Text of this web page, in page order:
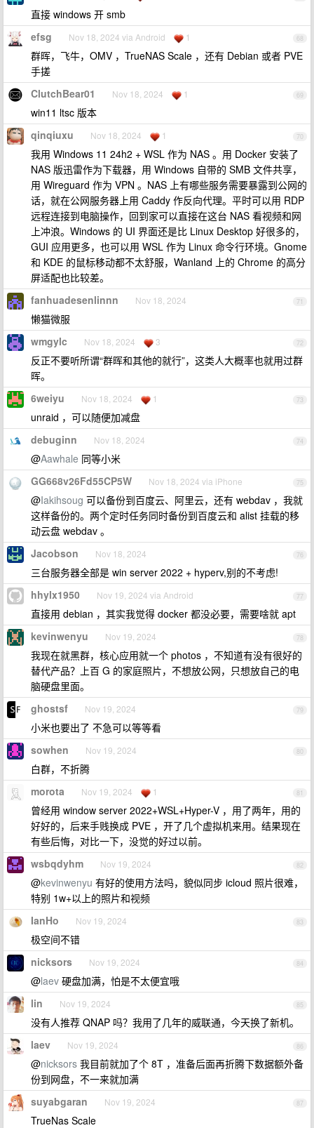
直接 windows 开 smb
68
efsg Nov 18, 2024 via Android 1
群晖，飞牛，OMV ，TrueNAS Scale ，还有 Debian 或者 PVE
手搓
69
ClutchBear01 Nov 18, 2024 1
win11 ltsc 版本
70
qinqiuxu Nov 18, 2024 1
我用 Windows 11 24h2 + WSL 作为 NAS 。用 Docker 安装了
NAS 版迅雷作为下载器，用 Windows 自带的 SMB 文件共享，
用 Wireguard 作为 VPN 。NAS 上有哪些服务需要暴露到公网的
话，就在公网服务器上用 Caddy 作反向代理。平时可以用 RDP
远程连接到电脑操作，回到家可以直接在这台 NAS 看视频和网
上冲浪。Windows 的 UI 界面还是比 Linux Desktop 好很多的，
GUI 应用更多，也可以用 WSL 作为 Linux 命令行环境。Gnome
和 KDE 的鼠标移动都不太舒服，Wanland 上的 Chrome 的高分
屏适配也比较差。
71
fanhuadesenlinnn Nov 18, 2024
懒猫微服
72
wmgylc Nov 18, 2024 3
反正不要听所谓“群晖和其他的就行”，这类人大概率也就用过群
晖。
73
6weiyu Nov 18, 2024 1
unraid ，可以随便加减盘
74
debuginn Nov 18, 2024
@Aawhale 同等小米
75
GG668v26Fd55CP5W Nov 18, 2024 via iPhone
@Iakihsoug 可以备份到百度云、阿里云，还有 webdav ，我就
这样备份的。两个定时任务同时备份到百度云和 alist 挂载的移
动云盘 webdav 。
76
Jacobson Nov 18, 2024
三台服务器全部是 win server 2022 + hyperv,别的不考虑!
77
hhylx1950 Nov 19, 2024 via Android
直接用 debian ，其实我觉得 docker 都没必要，需要啥就 apt
78
kevinwenyu Nov 19, 2024
我现在就黑群，核心应用就一个 photos ，不知道有没有很好的
替代产品？上百 G 的家庭照片，不想放公网，只想放自己的电
脑硬盘里面。
79
ghostsf Nov 19, 2024
小米也要出了 不急可以等等看
80
sowhen Nov 19, 2024
白群，不折腾
81
morota Nov 19, 2024 1
曾经用 window server 2022+WSL+Hyper-V ，用了两年，用的
好好的，后来手贱换成 PVE ，开了几个虚拟机来用。结果现在
有些后悔，对比一下，没觉的好过以前。
82
wsbqdyhm Nov 19, 2024
@kevinwenyu 有好的使用方法吗，貌似同步 icloud 照片很难，
特别 1w+以上的照片和视频
83
IanHo Nov 19, 2024
极空间不错
84
nicksors Nov 19, 2024
@laev 硬盘加满，怕是不太便宜哦
85
lin Nov 19, 2024
没有人推荐 QNAP 吗？我用了几年的威联通，今天换了新机。
86
laev Nov 19, 2024
@nicksors 我目前就加了个 8T ，准备后面再折腾下数据额外备
份到网盘，不一来就加满
87
suyabgaran Nov 19, 2024
TrueNas Scale